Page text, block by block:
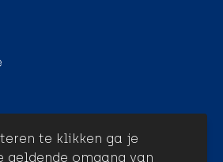
te klikken ga je
geldende omgang van